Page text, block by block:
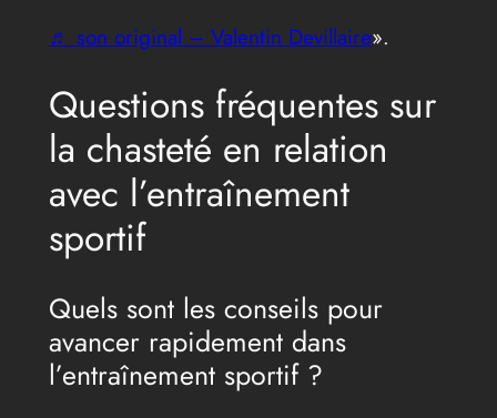
♬ son original – Valentin Devillaire».
Questions fréquentes sur
la chasteté en relation
avec l’entraînement
sportif
Quels sont les conseils pour
avancer rapidement dans
l’entraînement sportif ?